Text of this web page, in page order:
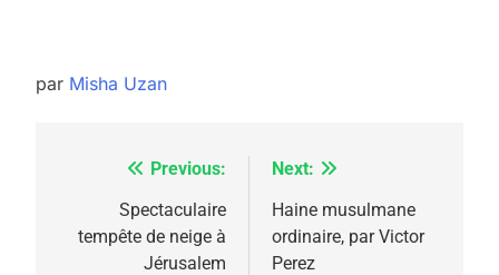
par Misha Uzan
Navigation
l’article
Previous:
Spectaculaire
tempête de neige à
Jérusalem
Next:
Haine musulmane
ordinaire, par Victor
Perez